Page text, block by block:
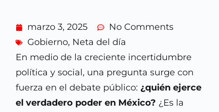
marzo 3, 2025
No Comments
Gobierno, Neta del día
En medio de la creciente incertidumbre
política y social, una pregunta surge con
fuerza en el debate público: ¿quién ejerce
el verdadero poder en México? ¿Es la